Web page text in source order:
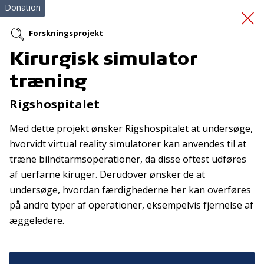
Skolestyrken -
Forankring
Donation
Forskningsprojekt
Kirurgisk simulator
træning
Rigshospitalet
Med dette projekt ønsker Rigshospitalet at undersøge,
hvorvidt virtual reality simulatorer kan anvendes til at
træne bilndtarmsoperationer, da disse oftest udføres
af uerfarne kiruger. Derudover ønsker de at
undersøge, hvordan færdighederne her kan overføres
på andre typer af operationer, eksempelvis fjernelse af
æggeledere.
Tilmeld nyhedsbrev
De seneste nyheder om TrygFondens og TryghedsGruppens